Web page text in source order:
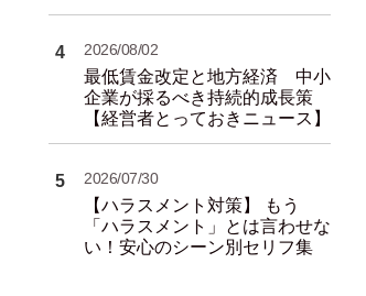
4 2026/08/02
最低賃金改定と地方経済 中小
企業が採るべき持続的成長策
【経営者とっておきニュース】
5 2026/07/30
【ハラスメント対策】 もう
「ハラスメント」とは言わせな
い！安心のシーン別セリフ集